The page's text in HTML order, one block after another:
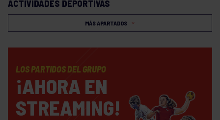
ACTIVIDADES DEPORTIVAS
MÁS APARTADOS
LOS PARTIDOS DEL GRUPO
¡AHORA EN
STREAMING!